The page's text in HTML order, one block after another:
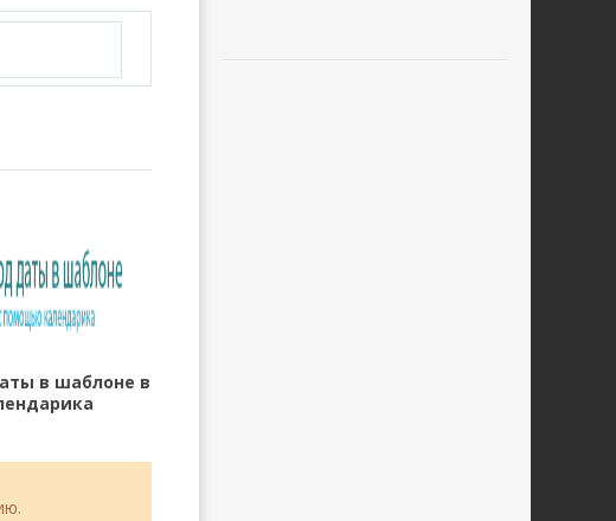
в шаблоне в